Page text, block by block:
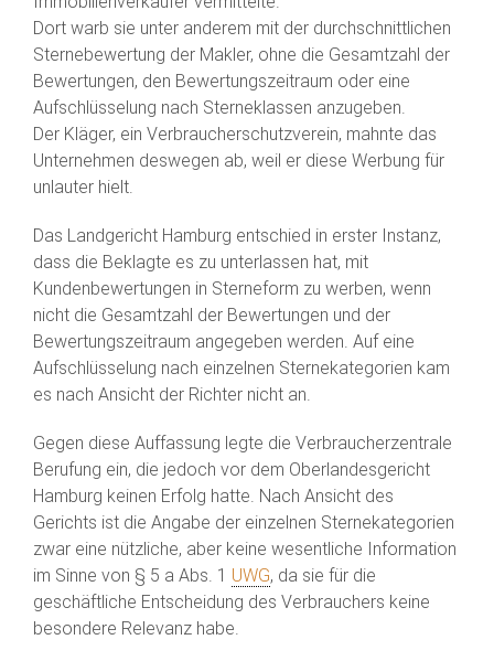
Dort warb sie unter anderem mit der durchschnittlichen
Sternebewertung der Makler, ohne die Gesamtzahl der
Bewertungen, den Bewertungszeitraum oder eine
Aufschlüsselung nach Sterneklassen anzugeben.
Der Kläger, ein Verbraucherschutzverein, mahnte das
Unternehmen deswegen ab, weil er diese Werbung für
unlauter hielt.
Das Landgericht Hamburg entschied in erster Instanz,
dass die Beklagte es zu unterlassen hat, mit
Kundenbewertungen in Sterneform zu werben, wenn
nicht die Gesamtzahl der Bewertungen und der
Bewertungszeitraum angegeben werden. Auf eine
Aufschlüsselung nach einzelnen Sternekategorien kam
es nach Ansicht der Richter nicht an.
Gegen diese Auffassung legte die Verbraucherzentrale
Berufung ein, die jedoch vor dem Oberlandesgericht
Hamburg keinen Erfolg hatte. Nach Ansicht des
Gerichts ist die Angabe der einzelnen Sternekategorien
zwar eine nützliche, aber keine wesentliche Information
im Sinne von § 5 a Abs. 1 UWG, da sie für die
geschäftliche Entscheidung des Verbrauchers keine
besondere Relevanz habe.